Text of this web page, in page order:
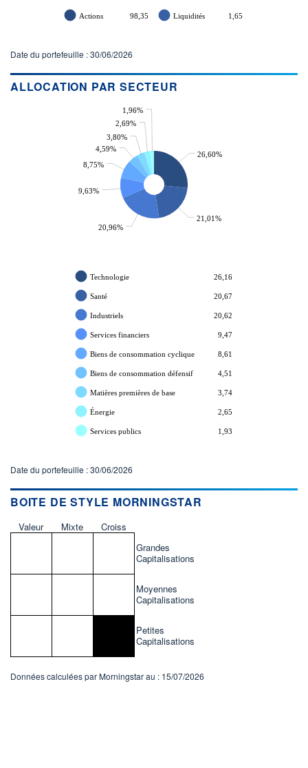
Actions 98,35 Liquidités 1,65
Date du portefeuille : 30/06/2026
ALLOCATION PAR SECTEUR
26,60%
21,01%
20,96%
9,63%
8,75%
4,59%
3,80%
2,69%
1,96%
Technologie 26,16
Santé 20,67
Industriels 20,62
Services financiers 9,47
Biens de consommation cyclique 8,61
Biens de consommation défensif 4,51
Matières premières de base 3,74
Énergie 2,65
Services publics 1,93
Date du portefeuille : 30/06/2026
BOITE DE STYLE MORNINGSTAR
Valeur Mixte
Croiss
Grandes
Capitalisations
Moyennes
Capitalisations
Petites
Capitalisations
Données calculées par Morningstar au : 15/07/2026